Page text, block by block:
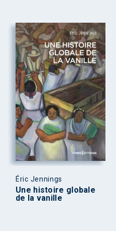
Éric Jennings
Une histoire globale
de la vanille